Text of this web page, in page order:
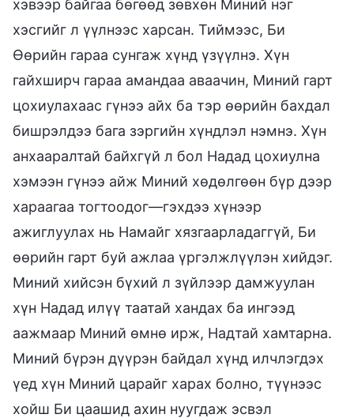
хэвээр байгаа бөгөөд зөвхөн Миний нэг
хэсгийг л үүлнээс харсан. Тиймээс, Би
Өөрийн гараа сунгаж хүнд үзүүлнэ. Хүн
гайхширч гараа амандаа аваачин, Миний гарт
цохиулахаас гүнээ айх ба тэр өөрийн бахдал
бишрэлдээ бага зэргийн хүндлэл нэмнэ. Хүн
анхааралтай байхгүй л бол Надад цохиулна
хэмээн гүнээ айж Миний хөдөлгөөн бүр дээр
хараагаа тогтоодог—гэхдээ хүнээр
ажиглуулах нь Намайг хязгаарладаггүй, Би
өөрийн гарт буй ажлаа үргэлжлүүлэн хийдэг.
Миний хийсэн бүхий л зүйлээр дамжуулан
хүн Надад илүү таатай хандах ба ингээд
аажмаар Миний өмнө ирж, Надтай хамтарна.
Миний бүрэн дүүрэн байдал хүнд илчлэгдэх
үед хүн Миний царайг харах болно, түүнээс
хойш Би цаашид ахин нуугдаж эсвэл